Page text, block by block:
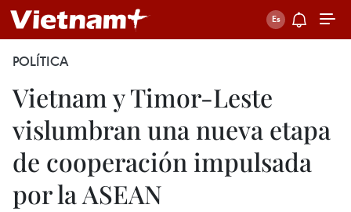
POLÍTICA
Vietnam y Timor-Leste
vislumbran una nueva etapa
de cooperación impulsada
por la ASEAN